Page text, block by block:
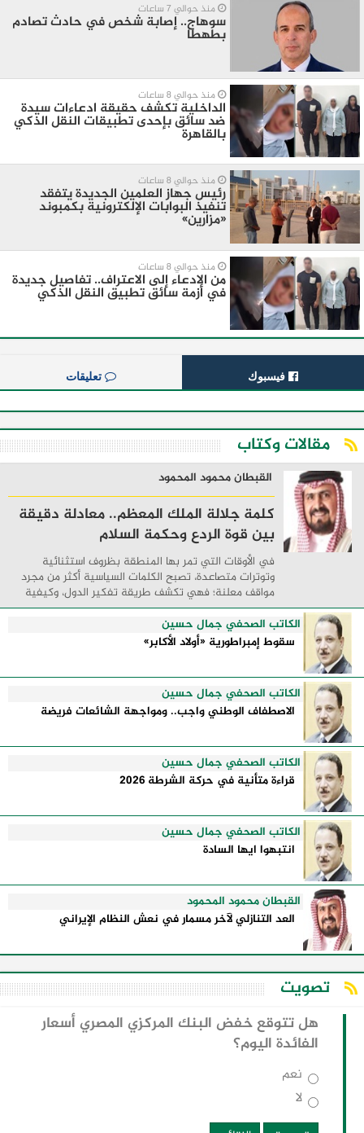
منذ حوالي 7 ساعات
سوهاج.. إصابة شخص في حادث تصادم
بطهطا
منذ حوالي 8 ساعات
الداخلية تكشف حقيقة ادعاءات سيدة
ضد سائق بإحدى تطبيقات النقل الذكي
بالقاهرة
منذ حوالي 8 ساعات
رئيس جهاز العلمين الجديدة يتفقد
تنفيذ البوابات الإلكترونية بكمبوند
«مزارين»
منذ حوالي 8 ساعات
من الادعاء إلى الاعتراف.. تفاصيل جديدة
في أزمة سائق تطبيق النقل الذكي
فيسبوك تعليقات
مقالات وكتاب
القبطان محمود المحمود
كلمة جلالة الملك المعظم.. معادلة دقيقة
بين قوة الردع وحكمة السلام
في الأوقات التي تمر بها المنطقة بظروف استثنائية
وتوترات متصاعدة، تصبح الكلمات السياسية أكثر من مجرد
مواقف معلنة؛ فهي تكشف طريقة تفكير الدول، وكيفية
إدارتها للأزمات، والحدود التي تفصل بين القوة ...
الكاتب الصحفي جمال حسين
سقوط إمبراطورية «أولاد الأكابر»
الكاتب الصحفي جمال حسين
الاصطفاف الوطني واجب.. ومواجهة الشائعات فريضة
الكاتب الصحفي جمال حسين
قراءة متأنية في حركة الشرطة 2026
الكاتب الصحفي جمال حسين
انتبهوا ايها السادة
القبطان محمود المحمود
العد التنازلي لآخر مسمار في نعش النظام الإيراني
تصويت
هل تتوقع خفض البنك المركزي المصري أسعار
الفائدة اليوم؟
نعم
لا